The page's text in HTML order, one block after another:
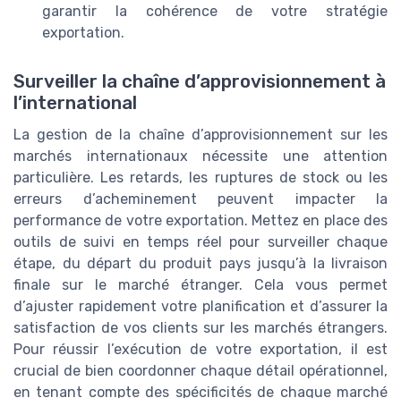
garantir la cohérence de votre stratégie
exportation.
Surveiller la chaîne d’approvisionnement à
l’international
La gestion de la chaîne d’approvisionnement sur les
marchés internationaux nécessite une attention
particulière. Les retards, les ruptures de stock ou les
erreurs d’acheminement peuvent impacter la
performance de votre exportation. Mettez en place des
outils de suivi en temps réel pour surveiller chaque
étape, du départ du produit pays jusqu’à la livraison
finale sur le marché étranger. Cela vous permet
d’ajuster rapidement votre planification et d’assurer la
satisfaction de vos clients sur les marchés étrangers.
Pour réussir l’exécution de votre exportation, il est
crucial de bien coordonner chaque détail opérationnel,
en tenant compte des spécificités de chaque marché